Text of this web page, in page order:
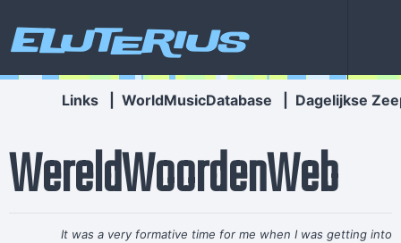
Eluterius
Links WorldMusicDatabase Dagelijkse
WereldWoordenWeb
It was a very formative time for me when I was getting into